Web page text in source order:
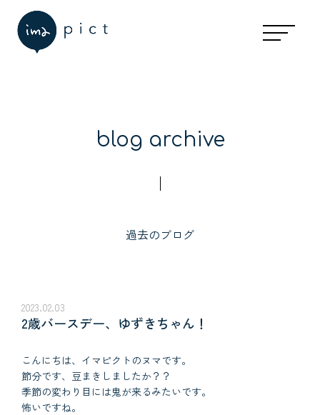
blog archive
過去のブログ
2023.02.03
2歳バースデー、ゆずきちゃん！
こんにちは、イマピクトのヌマです。
節分です、豆まきしましたか？？
季節の変わり目には鬼が来るみたいです。
怖いですね。